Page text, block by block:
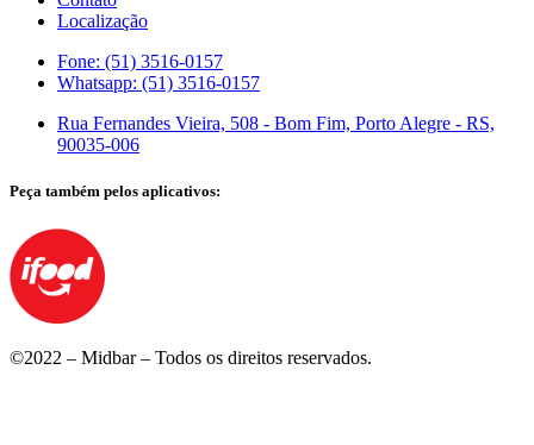
Localização
Fone: (51) 3516-0157
Whatsapp: (51) 3516-0157
Rua Fernandes Vieira, 508 - Bom Fim, Porto Alegre - RS,
90035-006
Peça também pelos aplicativos:
©2022 – Midbar – Todos os direitos reservados.